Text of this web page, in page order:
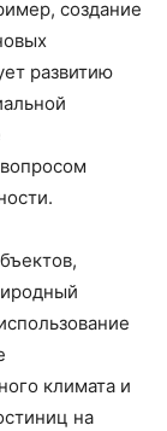
создание
развитию
климата и
на